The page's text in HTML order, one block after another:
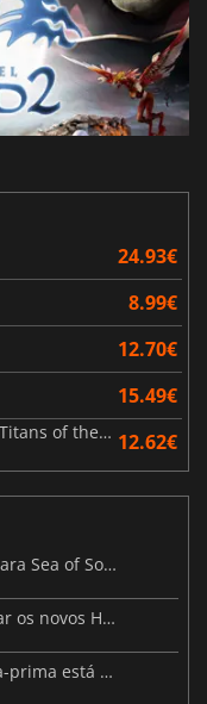
24.93€
8.99€
12.70€
15.49€
SpongeBob SquarePants Titans of the Tide 12.62€
Hollow Knight: Silksong prepara-se para Sea of Sorrow com um patch
A Invasão dos Illuminados: Conquistar os novos Helldivers 2 Atualização!
GTA VI: Para além dos atrasos, a obra-prima está quase a chegar